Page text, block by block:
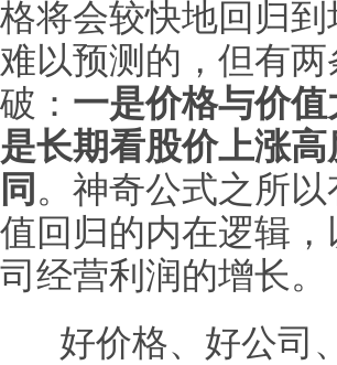
格将会较快地回归
难以预测的，但有
破： 一是价格与价
是长期看股价上涨
同 。神奇公式之所
值回归的内在逻辑
司经营利润的增长。
好价格、好公司